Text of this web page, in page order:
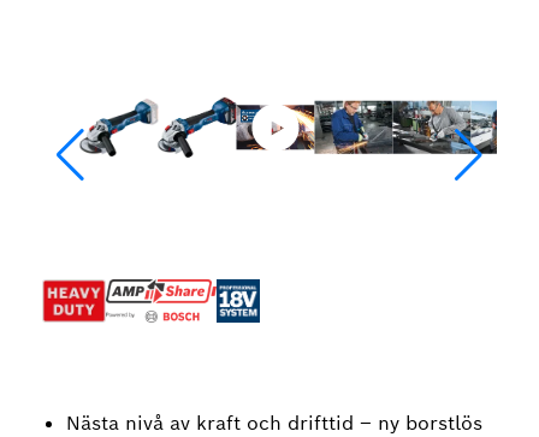
Nästa nivå av kraft och drifttid – ny borstlös